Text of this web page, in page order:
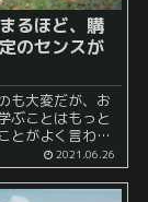
るほど、購
のセンスが
も大変だが、お
ぶことはもっと
とがよく言われ
ることができる
という問題に向
2021.06.26